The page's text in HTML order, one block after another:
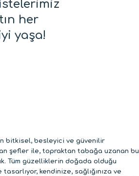
her
yaşa!
bitkisel, besleyici ve güvenilir
şefler ile, topraktan tabağa uzanan bu
Tüm güzelliklerin doğada olduğu
kendinize, sağlığınıza ve